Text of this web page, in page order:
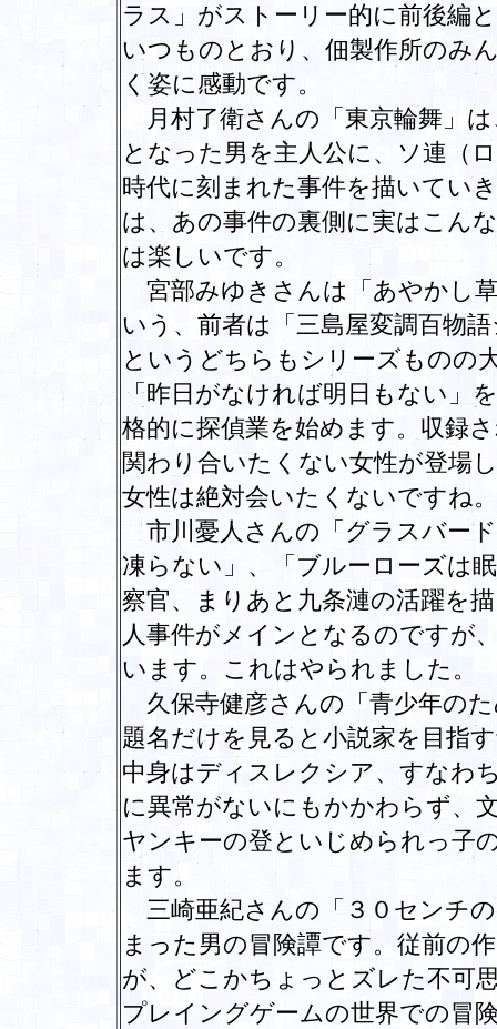
ラス」がストーリー的に前後編
いつものとおり、佃製作所のみ
く姿に感動です。
月村了衛さんの「東京輪舞」
となった男を主人公に、ソ連（
時代に刻まれた事件を描いてい
は、あの事件の裏側に実はこん
は楽しいです。
宮部みゆきさんは「あやかし
いう、前者は「三島屋変調百物
というどちらもシリーズものの
「昨日がなければ明日もない」
格的に探偵業を始めます。収録
関わり合いたくない女性が登場
女性は絶対会いたくないですね。
市川憂人さんの「グラスバー
凍らない」、「ブルーローズは
察官、まりあと九条漣の活躍を
人事件がメインとなるのですが
います。これはやられました。
久保寺健彦さんの「青少年の
題名だけを見ると小説家を目指
中身はディスレクシア、すなわ
に異常がないにもかかわらず、
ヤンキーの登といじめられっ子
ます。
三崎亜紀さんの「３０センチ
まった男の冒険譚です。従前の
が、どこかちょっとズレた不可
プレイングゲームの世界での冒